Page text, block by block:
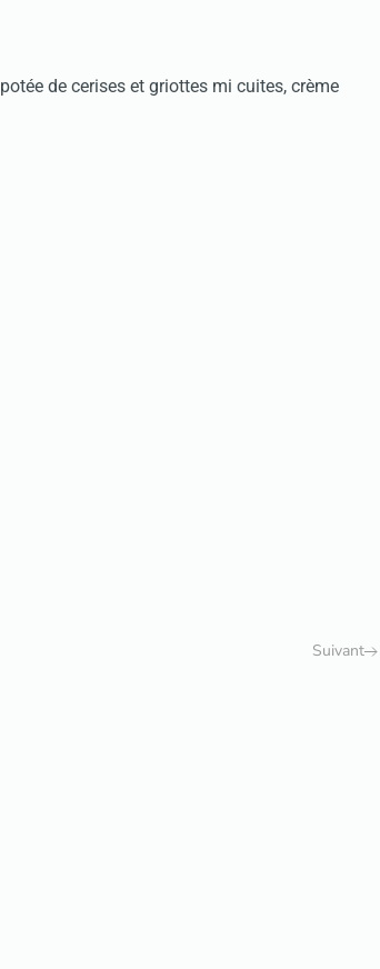
de cerises et griottes mi cuites, crème
Suivant